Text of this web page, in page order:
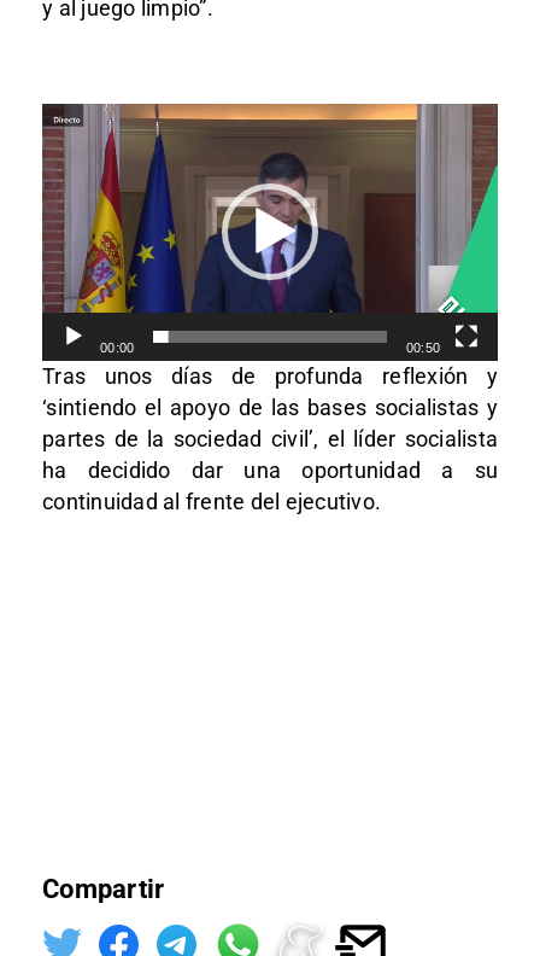
y al juego limpio”.
Reproductor
de
vídeo
00:00 00:50
Tras unos días de profunda reflexión y
‘sintiendo el apoyo de las bases socialistas y
partes de la sociedad civil’, el líder socialista
ha decidido dar una oportunidad a su
continuidad al frente del ejecutivo.
Compartir